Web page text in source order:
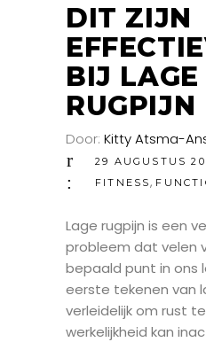
DIT ZIJN
BIJ LAGE
RUGPIJN
Door: Kitty Atsma-
29 AUGUSTUS
FITNESS,
Lage rugpijn is een
probleem dat velen
bepaald punt in ons
eerste tekenen van
verleidelijk om rust
werkelijkheid kan